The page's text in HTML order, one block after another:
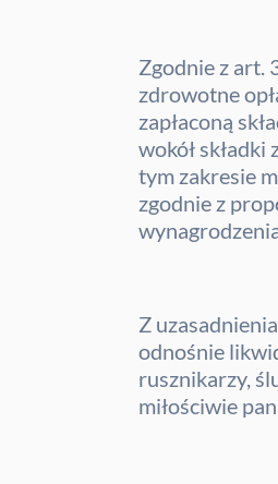
Zgodnie z art.
zdrowotne
zapłaconą
wokół
tym zakresie
zgodnie z
Z
odnośnie
rusznikarzy,
miłościwie